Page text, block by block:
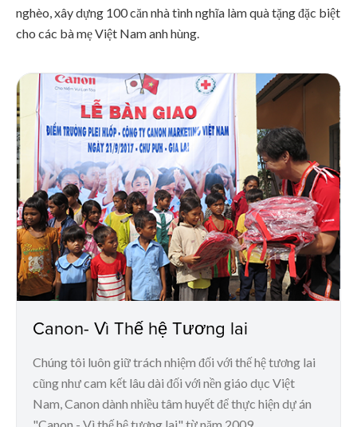
nghèo, xây dựng 100 căn nhà tình nghĩa làm quà tặng đặc biệt
cho các bà mẹ Việt Nam anh hùng.
Canon- Vì Thế hệ Tương lai
Chúng tôi luôn giữ trách nhiệm đối với thế hệ tương lai
cũng như cam kết lâu dài đối với nền giáo dục Việt
Nam, Canon dành nhiều tâm huyết để thực hiện dự án